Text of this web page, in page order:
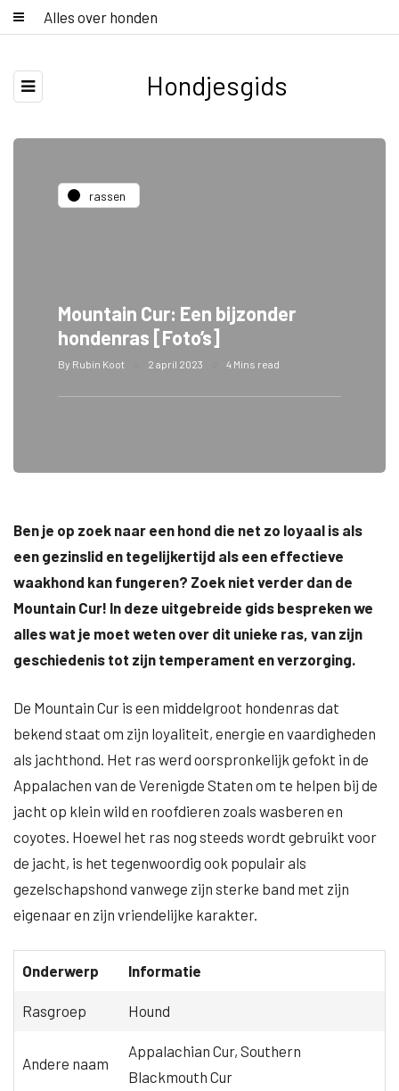
Alles over honden
Hondjesgids
rassen
Mountain Cur: Een bijzonder
hondenras [Foto’s]
By Rubin Koot 2 april 2023 4 Mins read
Ben je op zoek naar een hond die net zo loyaal is als
een gezinslid en tegelijkertijd als een effectieve
waakhond kan fungeren? Zoek niet verder dan de
Mountain Cur! In deze uitgebreide gids bespreken we
alles wat je moet weten over dit unieke ras, van zijn
geschiedenis tot zijn temperament en verzorging.
De Mountain Cur is een middelgroot hondenras dat
bekend staat om zijn loyaliteit, energie en vaardigheden
als jachthond. Het ras werd oorspronkelijk gefokt in de
Appalachen van de Verenigde Staten om te helpen bij de
jacht op klein wild en roofdieren zoals wasberen en
coyotes. Hoewel het ras nog steeds wordt gebruikt voor
de jacht, is het tegenwoordig ook populair als
gezelschapshond vanwege zijn sterke band met zijn
eigenaar en zijn vriendelijke karakter.
Onderwerp Informatie
Rasgroep Hound
Andere naam
Appalachian Cur, Southern
Blackmouth Cur